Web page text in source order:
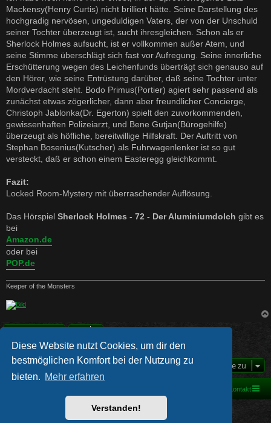
Diese Website nutzt Cookies, um dir den
bestmöglichen Komfort bei der Nutzung zu
bieten. Mehr erfahren
Verstanden!
Mackensy(Henry Curtis) nicht brilliert hätte. Seine Darstellung des
hochgradig nervösen, ungeduldigen Vaters, der von der Unschuld
seiner Tochter überzeugt ist, sucht ihresgleichen. Schon als er
Sherlock Holmes aufsucht, ist er vollkommen außer Atem, und
seine Stimme überschlägt sich fast vor Aufregung. Seine innerliche
Erschütterung wegen des Leichenfunds überträgt sich genauso auf
den Hörer, wie seine Entrüstung darüber, daß seine Tochter unter
Mordverdacht steht. Bodo Primus(Portier) agiert sehr passend als
zunächst etwas zögerlicher, dann aber freundlicher Concierge,
Christoph Jablonka(Dr. Egerton) spielt den zuvorkommenden,
gewissenhaften Polizeiarzt, und Bene Gutjan(Bürogehilfe)
überzeugt als höfliche, bereitwillige Hilfskraft. Der Auftritt von
Stephan Bosenius(Kutscher) als Fuhrwagenlenker ist so gut
versteckt, daß er schon einem Easteregg gleichkommt.
Fazit:
Locked Room-Mystery mit überraschender Auflösung.
Das Hörspiel Sherlock Holmes - 72 - Der Aluminiumdolch gibt es
bei
Amazon.de
oder bei
POP.de
Keeper of the Monsters
1 Beitrag • Seite1von 1
Gehe zu
Kontakt
Powered byphpBB® Forum Software © phpBB Limited
Deutsche Übersetzung durchphpBB.de